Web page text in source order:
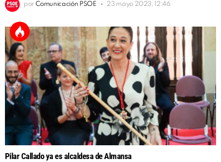
por Comunicación PSOE 23 mayo 2023, 12:46
Pilar Callado ya es alcaldesa de Almansa